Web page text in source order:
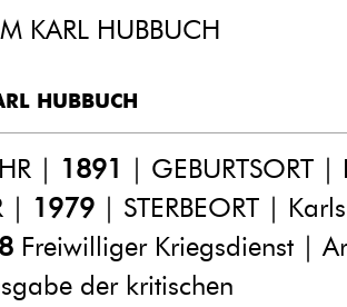
KARL HUBBUCH
HUBBUCH
| 1891 | GEBURTSORT
| 1979 | STERBEORT |
Freiwilliger Kriegsdienst |
der kritischen